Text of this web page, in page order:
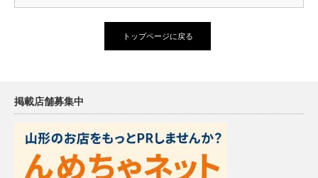
トップページに戻る
掲載店舗募集中